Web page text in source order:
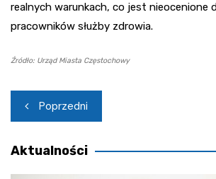
realnych warunkach, co jest nieocenione
pracowników służby zdrowia.
Źródło: Urząd Miasta Częstochowy
Nawigacja
wpisu
Poprzedni
Aktualności